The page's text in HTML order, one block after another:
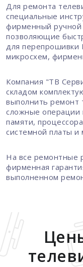
Для ремонта
специальные
фирменный ручной
позволяющие
для
микросхем,
Компания "ТВ
складом
выполнить ремонт
сложные операции
памяти,
системной платы и
На все ремонтные
фирменная
выполненном